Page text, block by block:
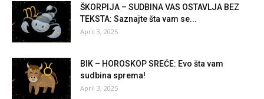
ŠKORPIJA – SUDBINA VAS OSTAVLJA BEZ
TEKSTA: Saznajte šta vam se...
April 3, 2025
BIK – HOROSKOP SREĆE: Evo šta vam
sudbina sprema!
April 3, 2025